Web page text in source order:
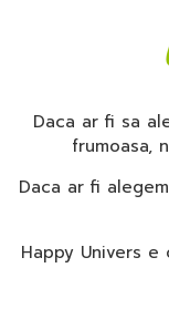
Daca ar fi sa
frumoasa,
Daca ar fi
Happy Univers